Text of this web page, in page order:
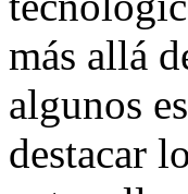
más allá
algunos
destacar